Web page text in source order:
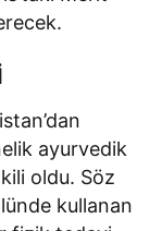
ayurvedik
oldu. Söz
kullanan